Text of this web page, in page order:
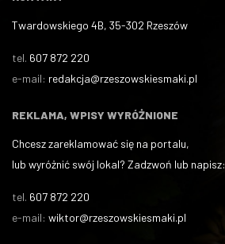
Twardowskiego 4B, 35-302 Rzeszów
tel. 607 872 220
e-mail: redakcja@rzeszowskiesmaki.pl
REKLAMA, WPISY WYRÓŻNIONE
Chcesz zareklamować się na portalu,
lub wyróżnić swój lokal? Zadzwoń lub napisz:
tel. 607 872 220
e-mail: wiktor@rzeszowskiesmaki.pl